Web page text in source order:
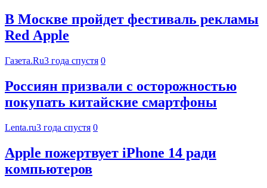
В Москве пройдет фестиваль рекламы
Red Apple
Газета.Ru3 года спустя 0
Россиян призвали с осторожностью
покупать китайские смартфоны
Lenta.ru3 года спустя 0
Apple пожертвует iPhone 14 ради
компьютеров